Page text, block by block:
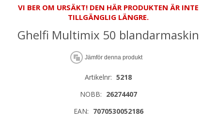
VI BER OM URSÄKT! DEN HÄR PRODUKTEN ÄR INTE
TILLGÄNGLIG LÄNGRE.
Ghelfi Multimix 50 blandarmaskin
Jämför denna produkt
Artikelnr: 5218
NOBB: 26274407
EAN: 7070530052186